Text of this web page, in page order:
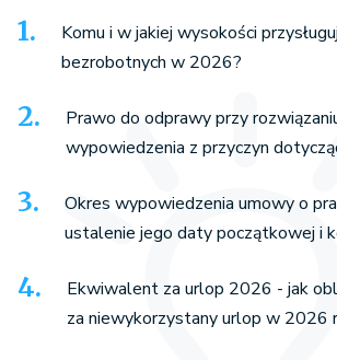
Komu i w jakiej wysokości
bezrobotnych w 2026?
Prawo do odprawy przy
wypowiedzenia z przyczyn
Okres wypowiedzenia umowy o
ustalenie jego daty początkowej i
Ekwiwalent za urlop 2026 - jak
za niewykorzystany urlop w 2026